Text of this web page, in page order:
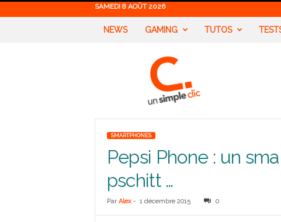
SAMEDI 8 AOÛT 2026
NEWS GAMING TUTOS
SMARTPHONES
Pepsi Phone : un
pschitt …
Par Alex- 1 décembre 2015 0